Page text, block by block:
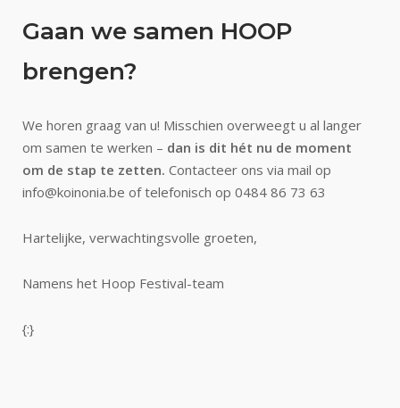
Gaan we samen HOOP
brengen?
We horen graag van u! Misschien overweegt u al langer
om samen te werken – dan is dit hét nu de moment
om de stap te zetten. Contacteer ons via mail op
info@koinonia.be of telefonisch op 0484 86 73 63
Hartelijke, verwachtingsvolle groeten,
Namens het Hoop Festival-team
{:}